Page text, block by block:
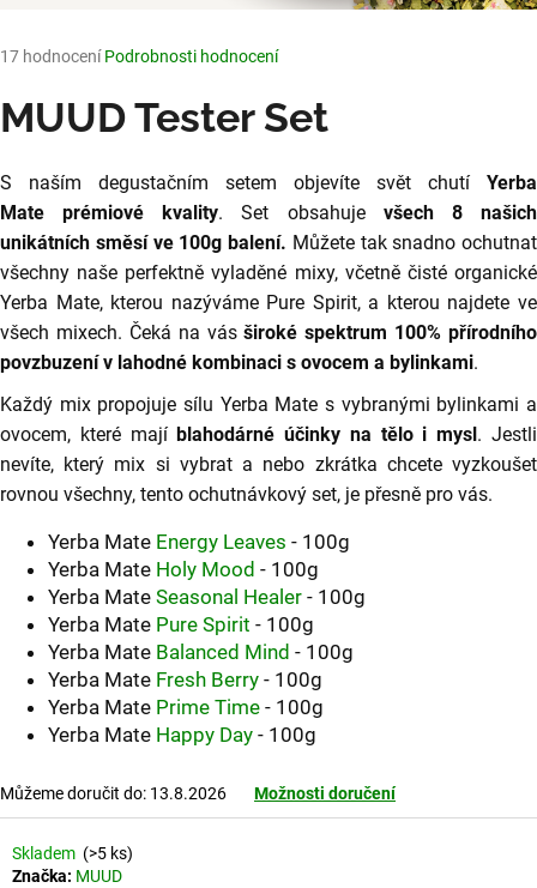
Průměrné
produktu
je
5
hvězdiček.
17 hodnocení Podrobnosti hodnocení
MUUD Tester Set
S naším degustačním setem objevíte svět chutí Yerba
Mate prémiové kvality. Set obsahujevšech 8 našich
unikátních směsí ve 100g balení. Můžete tak snadno ochutnat
všechny naše perfektně vyladěné mixy, včetně čisté organické
Yerba Mate, kterou nazýváme Pure Spirit, a kterou najdete ve
všech mixech. Čeká na vásširoké spektrum 100% přírodního
povzbuzení v lahodné kombinaci s ovocem a bylinkami.
Každý mix propojuje sílu Yerba Mate s vybranými bylinkami a
ovocem, které majíblahodárné účinky na tělo i mysl. Jestli
nevíte, který mix si vybrat a nebo zkrátka chcete vyzkoušet
rovnou všechny, tento ochutnávkový set, je přesně pro vás.
Yerba Mate Energy Leaves - 100g
Yerba Mate Holy Mood - 100g
Yerba Mate Seasonal Healer - 100g
Yerba Mate Pure Spirit - 100g
Yerba Mate Balanced Mind - 100g
Yerba Mate Fresh Berry - 100g
Yerba Mate Prime Time - 100g
Yerba Mate Happy Day - 100g
Můžeme doručit do: 13.8.2026 Možnosti doručení
Skladem (>5 ks)
Značka: MUUD
u
u
j
m
e
YERBA
MATE
FRESH
BERRY
200G
MIX
S
MALINAMI
A
KOKOSEM
Kč